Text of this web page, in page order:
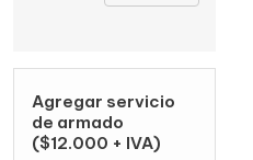
Agregar servicio
de armado
($12.000 + IVA)